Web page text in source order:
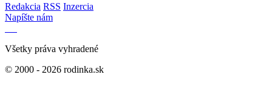
Redakcia RSS Inzercia
Napíšte nám
Všetky práva vyhradené
© 2000 - 2026 rodinka.sk